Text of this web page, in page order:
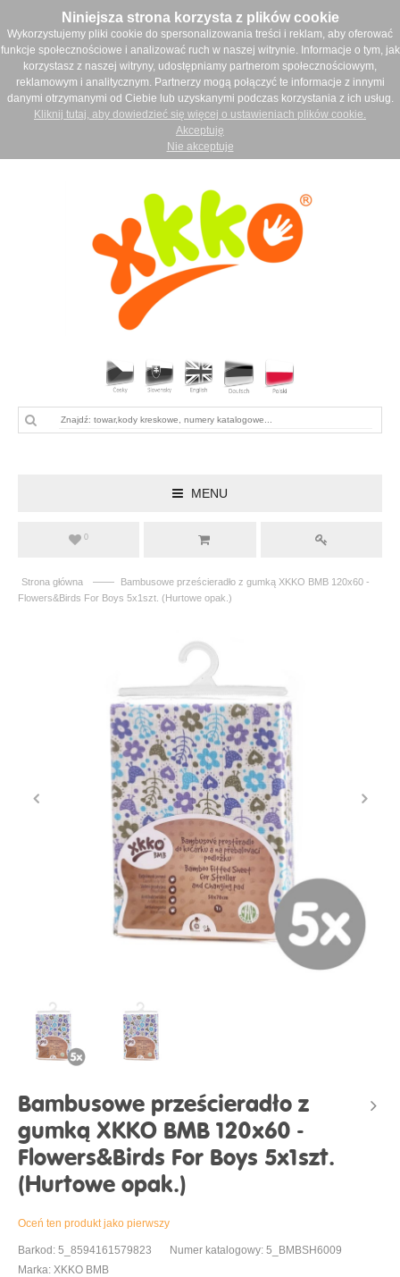
Niniejsza strona korzysta z plików cookie
Wykorzystujemy pliki cookie do spersonalizowania treści i reklam, aby oferować
funkcje społecznościowe i analizować ruch w naszej witrynie. Informacje o tym, jak
korzystasz z naszej witryny, udostępniamy partnerom społecznościowym,
reklamowym i analitycznym. Partnerzy mogą połączyć te informacje z innymi
danymi otrzymanymi od Ciebie lub uzyskanymi podczas korzystania z ich usług.
Kliknij tutaj, aby dowiedzieć się więcej o ustawieniach plików cookie.
Akceptuję
Nie akceptuje
MENU
0
Strona główna ——
Bambusowe prześcieradło z gumką XKKO BMB 120x60 -
Flowers&Birds For Boys 5x1szt. (Hurtowe opak.)
Bambusowe prześcieradło z
gumką XKKO BMB 120x60 -
Flowers&Birds For Boys 5x1szt.
(Hurtowe opak.)
Oceń ten produkt jako pierwszy
Barkod: 5_8594161579823
Numer katalogowy: 5_BMBSH6009
Marka: XKKO BMB